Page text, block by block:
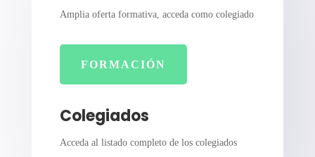
Amplia oferta formativa, acceda como colegiado
FORMACIÓN
Colegiados
Acceda al listado completo de los colegiados